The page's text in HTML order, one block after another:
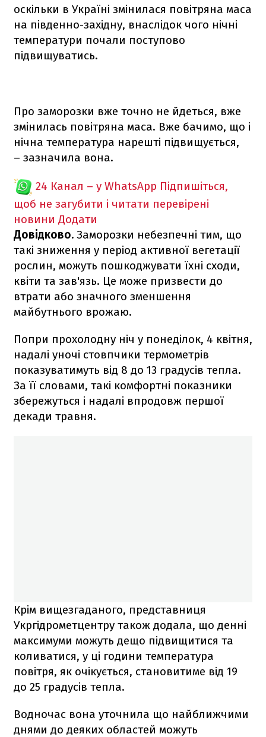
оскільки в Україні змінилася повітряна маса
на південно-західну, внаслідок чого нічні
температури почали поступово
підвищуватись.
Про заморозки вже точно не йдеться, вже
змінилась повітряна маса. Вже бачимо, що і
нічна температура нарешті підвищується,
– зазначила вона.
24 Канал – у WhatsApp Підпишіться,
щоб не загубити і читати перевірені
новини Додати
Довідково. Заморозки небезпечні тим, що
такі зниження у період активної вегетації
рослин, можуть пошкоджувати їхні сходи,
квіти та зав'язь. Це може призвести до
втрати або значного зменшення
майбутнього врожаю.
Попри прохолодну ніч у понеділок, 4 квітня,
надалі уночі стовпчики термометрів
показуватимуть від 8 до 13 градусів тепла.
За її словами, такі комфортні показники
збережуться і надалі впродовж першої
декади травня.
Крім вищезгаданого, представниця
Укргідрометцентру також додала, що денні
максимуми можуть дещо підвищитися та
коливатися, у ці години температура
повітря, як очікується, становитиме від 19
до 25 градусів тепла.
Водночас вона уточнила що найближчими
днями до деяких областей можуть